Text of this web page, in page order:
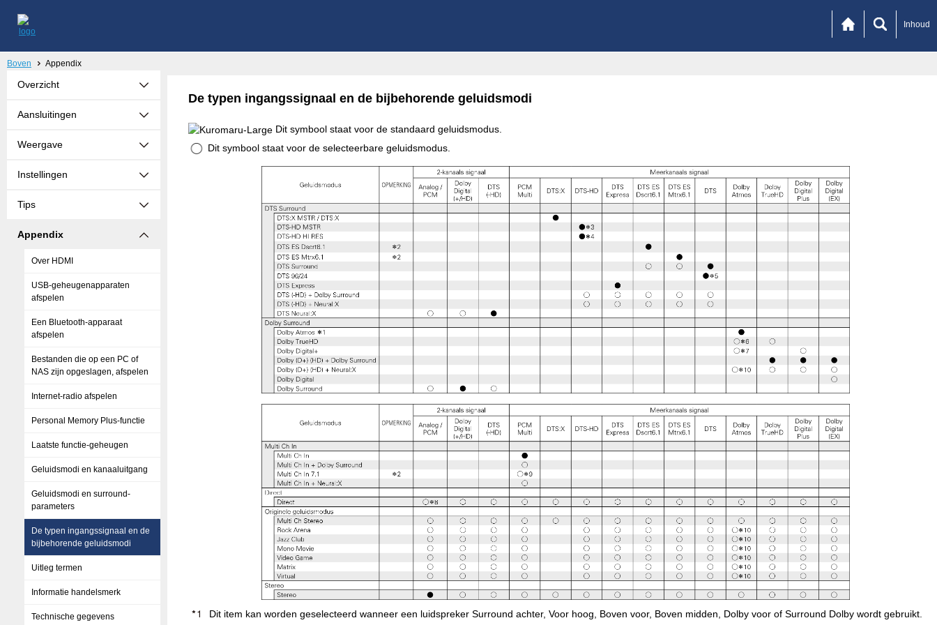
Inhoud
Boven Appendix
Overzicht
Aansluitingen
Weergave
Instellingen
Tips
Appendix
Over HDMI
USB-geheugenapparaten
afspelen
Een Bluetooth-apparaat
afspelen
Bestanden die op een PC of
NAS zijn opgeslagen, afspelen
Internet-radio afspelen
Personal Memory Plus-functie
Laatste functie-geheugen
Geluidsmodi en kanaaluitgang
Geluidsmodi en surround-
parameters
De typen ingangssignaal en de
bijbehorende geluidsmodi
Uitleg termen
Informatie handelsmerk
Technische gegevens
De typen ingangssignaal en de bijbehorende geluidsmodi
Dit symbool staat voor de standaard geluidsmodus.
Dit symbool staat voor de selecteerbare geluidsmodus.
Dit item kan worden geselecteerd wanneer een luidspreker Surround achter, Voor hoog, Boven voor, Boven midden, Dolby voor of Surround Dolby wordt gebruikt.